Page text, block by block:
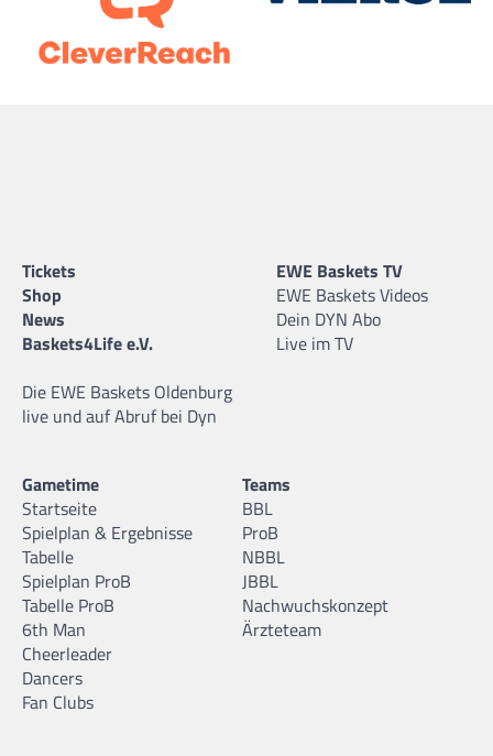
Tickets
Shop
News
Baskets4Life e.V.
Die EWE Baskets Oldenburg
live und auf Abruf bei Dyn
EWE Baskets TV
EWE Baskets Videos
Dein DYN Abo
Live im TV
Gametime
Startseite
Spielplan & Ergebnisse
Tabelle
Spielplan ProB
Tabelle ProB
6th Man
Cheerleader
Dancers
Fan Clubs
Teams
BBL
ProB
NBBL
JBBL
Nachwuchskonzept
Ärzteteam